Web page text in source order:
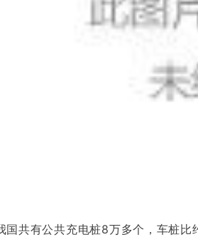
国共有公共充电桩8万多个，车桩